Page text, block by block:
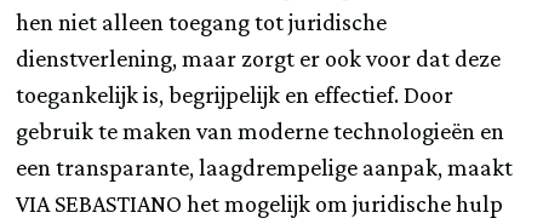
hen niet alleen toegang tot juridische
dienstverlening, maar zorgt er ook voor dat deze
toegankelijk is, begrijpelijk en effectief. Door
gebruik te maken van moderne technologieën en
een transparante, laagdrempelige aanpak, maakt
VIA SEBASTIANO het mogelijk om juridische hulp